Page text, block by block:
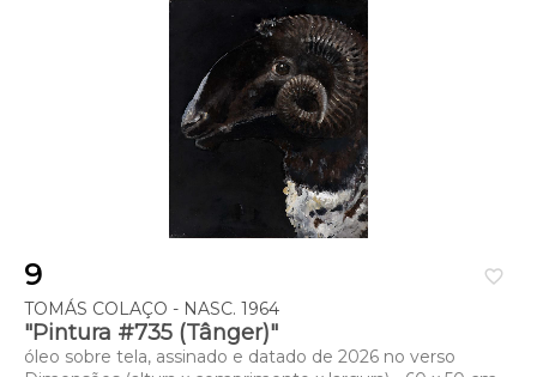
favorite_border
9
TOMÁS COLAÇO - NASC. 1964
"Pintura #735 (Tânger)"
óleo sobre tela, assinado e datado de 2026 no verso